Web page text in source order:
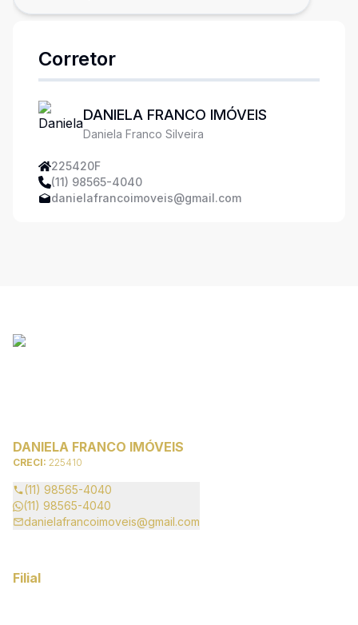
Corretor
DANIELA FRANCO IMÓVEIS
Daniela Franco Silveira
225420F
(11) 98565-4040
danielafrancoimoveis@gmail.com
DANIELA FRANCO IMÓVEIS
CRECI: 225410
(11) 98565-4040
(11) 98565-4040
danielafrancoimoveis@gmail.com
Filial